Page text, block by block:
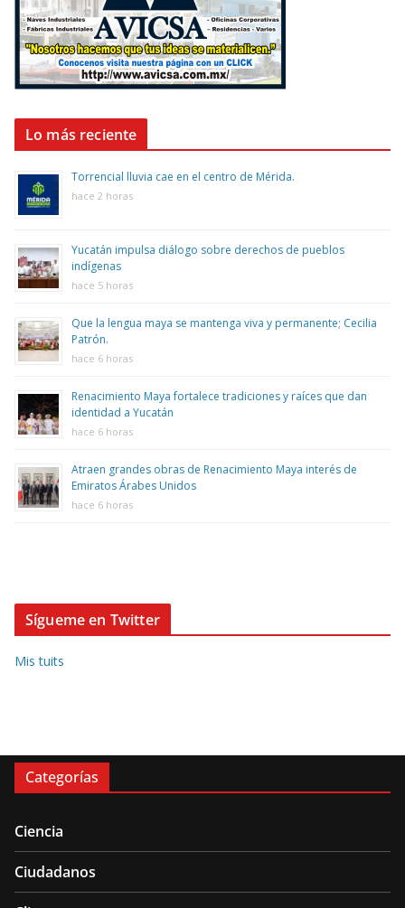
Lo más reciente
Torrencial lluvia cae en el centro de Mérida.
hace 2 horas
Yucatán impulsa diálogo sobre derechos de pueblos
indígenas
hace 5 horas
Que la lengua maya se mantenga viva y permanente; Cecilia
Patrón.
hace 6 horas
Renacimiento Maya fortalece tradiciones y raíces que dan
identidad a Yucatán
hace 6 horas
Atraen grandes obras de Renacimiento Maya interés de
Emiratos Árabes Unidos
hace 6 horas
Sígueme en Twitter
Mis tuits
Categorías
Ciencia
Ciudadanos